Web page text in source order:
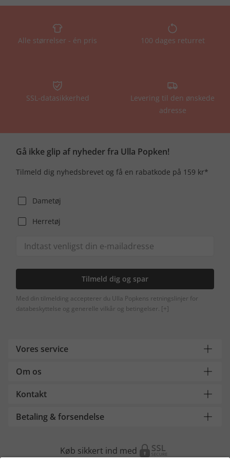
Alle størrelser - én pris 100 dages returret
SSL-datasikkerhed
Levering til den ønskede
adresse
Gå ikke glip af nyheder fra Ulla Popken!
Tilmeld dig nyhedsbrevet og få en rabatkode på 159 kr*
Dametøj
Herretøj
Tilmeld dig og spar
Med din tilmelding accepterer du Ulla Popkens retningslinjer for
databeskyttelse og generelle vilkår og betingelser. [+]
Vores service
Om os
Kontakt
Betaling & forsendelse
Køb sikkert ind med